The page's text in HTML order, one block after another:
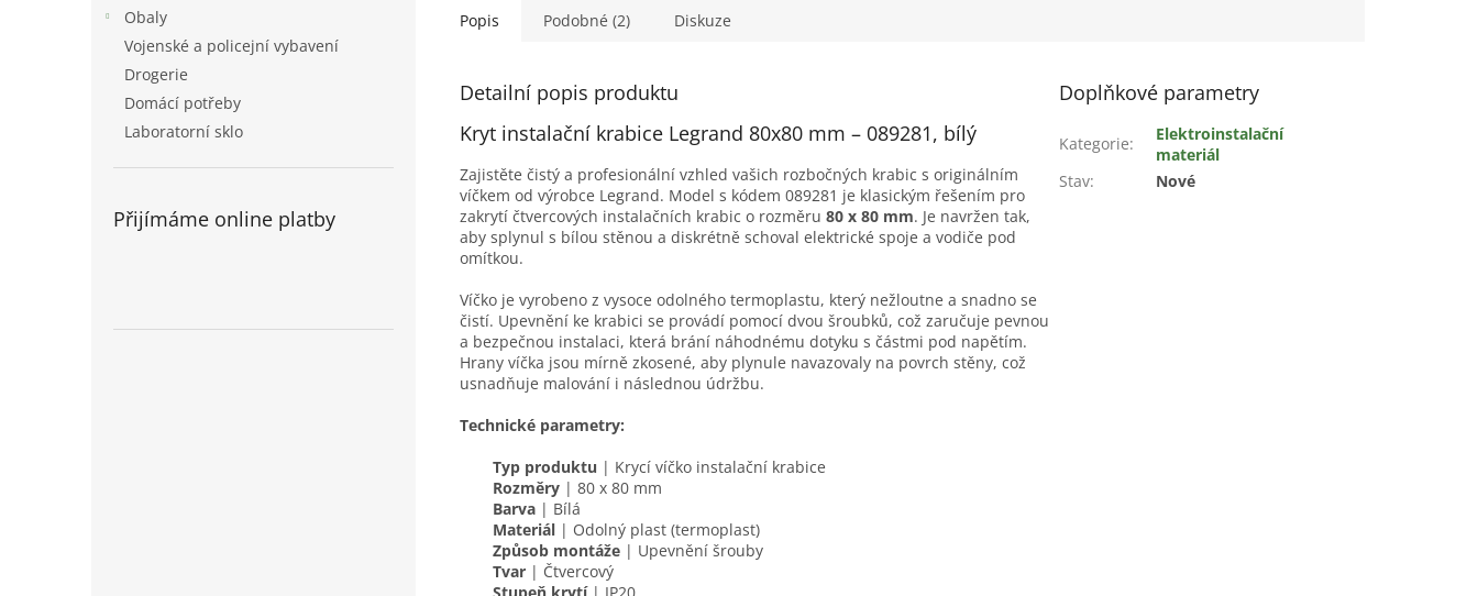
Obaly
Vojenské a policejní vybavení
Drogerie
Domácí potřeby
Laboratorní sklo
Přijímáme online platby
Popis Podobné (2) Diskuze
Detailní popis produktu
Kryt instalační krabice Legrand 80x80 mm – 089281, bílý
Zajistěte čistý a profesionální vzhled vašich rozbočných krabic s originálním
víčkem od výrobce Legrand. Model s kódem 089281 je klasickým řešením pro
zakrytí čtvercových instalačních krabic o rozměru 80 x 80 mm. Je navržen tak,
aby splynul s bílou stěnou a diskrétně schoval elektrické spoje a vodiče pod
omítkou.
Víčko je vyrobeno z vysoce odolného termoplastu, který nežloutne a snadno se
čistí. Upevnění ke krabici se provádí pomocí dvou šroubků, což zaručuje pevnou
a bezpečnou instalaci, která brání náhodnému dotyku s částmi pod napětím.
Hrany víčka jsou mírně zkosené, aby plynule navazovaly na povrch stěny, což
usnadňuje malování i následnou údržbu.
Technické parametry:
Typ produktu | Krycí víčko instalační krabice
Rozměry | 80 x 80 mm
Barva | Bílá
Materiál | Odolný plast (termoplast)
Způsob montáže | Upevnění šrouby
Tvar | Čtvercový
Doplňkové parametry
Kategorie:
Elektroinstalační
materiál
Stav: Nové